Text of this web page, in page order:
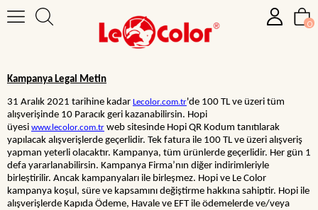
0
Kampanya Legal Metin
31 Aralık 2021 tarihine kadar Lecolor.com.tr'de 100 TL ve üzeri tüm
alışverişinde 10 Paracık geri kazanabilirsin. Hopi
üyesi www.lecolor.com.tr web sitesinde Hopi QR Kodum tanıtılarak
yapılacak alışverişlerde geçerlidir. Tek fatura ile 100 TL ve üzeri alışveriş
yapman yeterli olacaktır. Kampanya, tüm ürünlerde geçerlidir. Her gün 1
defa yararlanabilirsin. Kampanya Firma’nın diğer indirimleriyle
birleştirilir. Ancak kampanyaları ile birleşmez. Hopi ve Le Color
kampanya koşul, süre ve kapsamını değiştirme hakkına sahiptir. Hopi ile
alışverişlerde Kapıda Ödeme, Havale ve EFT ile ödemelerde ve/veya